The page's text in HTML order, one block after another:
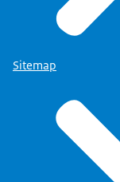
Sitemap